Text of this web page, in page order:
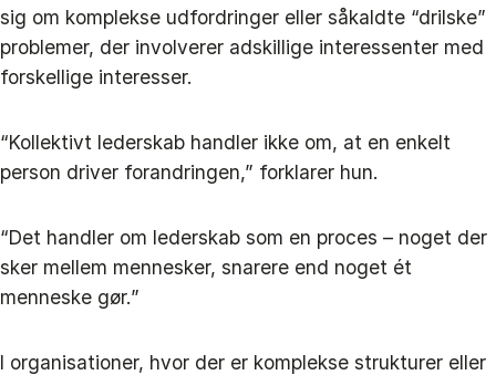
sig om komplekse udfordringer eller såkaldte “drilske”
problemer, der involverer adskillige interessenter med
forskellige interesser.
“Kollektivt lederskab handler ikke om, at en enkelt
person driver forandringen,” forklarer hun.
“Det handler om lederskab som en proces – noget der
sker mellem mennesker, snarere end noget ét
menneske gør.”
I organisationer, hvor der er komplekse strukturer eller